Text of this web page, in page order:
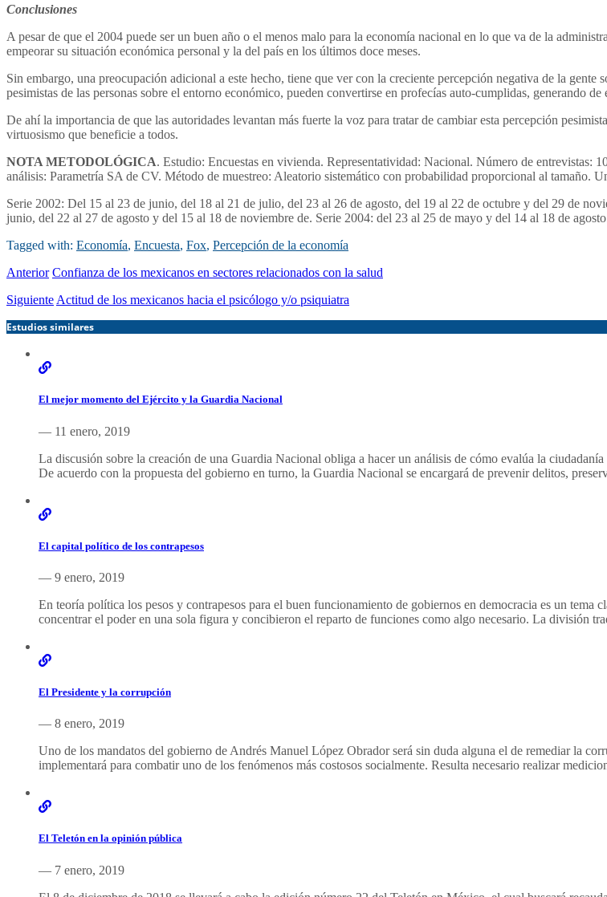
Conclusiones
A pesar de que el 2004 puede ser un buen año o el menos malo para la economía nacional en lo que va de la
empeorar su situación económica personal y la del país en los últimos doce meses.
Sin embargo, una preocupación adicional a este hecho, tiene que ver con la creciente percepción negativa de la
pesimistas de las personas sobre el entorno económico, pueden convertirse en profecías auto-cumplidas, generando
De ahí la importancia de que las autoridades levantan más fuerte la voz para tratar de cambiar esta percepción
virtuosismo que beneficie a todos.
NOTA METODOLÓGICA. Estudio: Encuestas en vivienda. Representatividad: Nacional. Número de
análisis: Parametría SA de CV. Método de muestreo: Aleatorio sistemático con probabilidad proporcional al tamaño.
Serie 2002: Del 15 al 23 de junio, del 18 al 21 de julio, del 23 al 26 de agosto, del 19 al 22 de octubre y del 29 de
junio, del 22 al 27 de agosto y del 15 al 18 de noviembre de. Serie 2004: del 23 al 25 de mayo y del 14 al 18 de
Tagged with: Economía, Encuesta, Fox, Percepción de la economía
Anterior Confianza de los mexicanos en sectores relacionados con la salud
Siguiente Actitud de los mexicanos hacia el psicólogo y/o psiquiatra
Estudios similares
El mejor momento del Ejército y la Guardia Nacional
— 11 enero, 2019
La discusión sobre la creación de una Guardia Nacional obliga a hacer un análisis de cómo evalúa la
De acuerdo con la propuesta del gobierno en turno, la Guardia Nacional se encargará de prevenir delitos,
El capital político de los contrapesos
— 9 enero, 2019
En teoría política los pesos y contrapesos para el buen funcionamiento de gobiernos en democracia es un
concentrar el poder en una sola figura y concibieron el reparto de funciones como algo necesario. La división
El Presidente y la corrupción
— 8 enero, 2019
Uno de los mandatos del gobierno de Andrés Manuel López Obrador será sin duda alguna el de remediar la
implementará para combatir uno de los fenómenos más costosos socialmente. Resulta necesario realizar
El Teletón en la opinión pública
— 7 enero, 2019